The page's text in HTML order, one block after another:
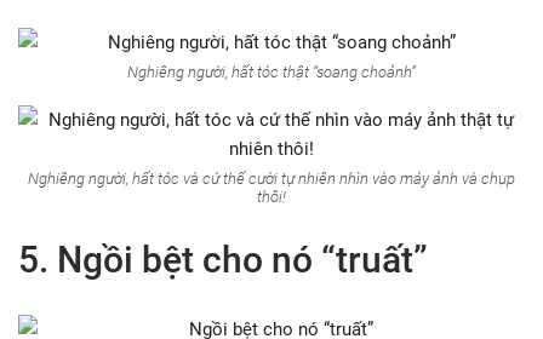
Nghiêng người, hất tóc thật “soang choảnh”
Nghiêng người, hất tóc và cứ thế cười tự nhiên nhìn vào máy ảnh và chụp
thôi!
5. Ngồi bệt cho nó “truất”